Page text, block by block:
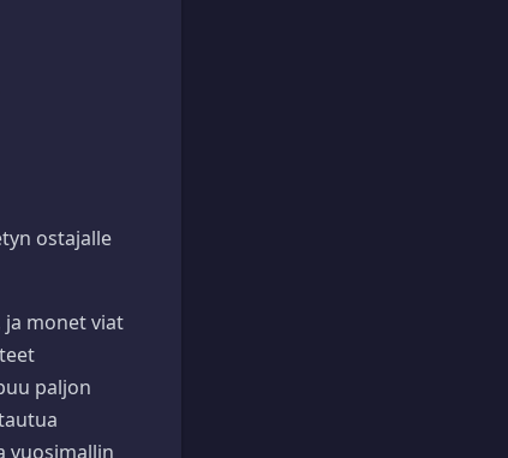
ostajalle
monet viat
paljon
vuosimallin